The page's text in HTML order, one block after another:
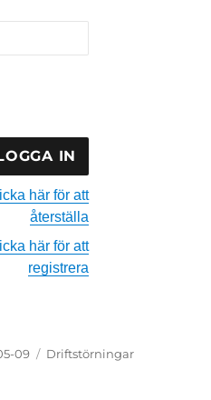
här för att
återställa
här för att
registrera
09 Kategorier
Driftstörningar